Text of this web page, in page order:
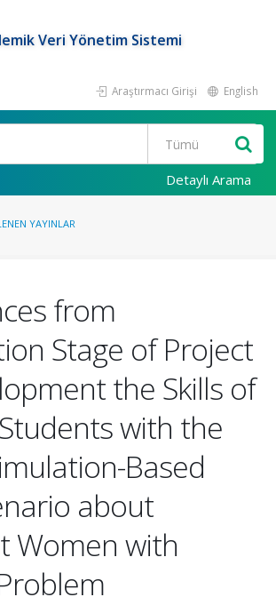
Veri Yönetim Sistemi
Araştırmacı Girişi English
Detaylı Arama
YAYINLAR
from
Stage of Project
the Skills of
with the
Based
about
Women with